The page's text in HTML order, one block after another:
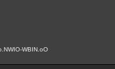
WBIN.oO